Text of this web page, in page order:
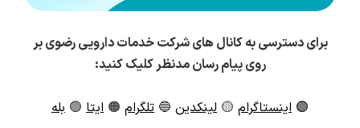
برای دسترسی به کانال های شرکت خدمات دارویی رضوی بر
روی پیام رسان مدنظر کلیک کنید:
🟣 اینستاگرام 🟡 لینکدین 🔵 تلگرام 🟠 ایتا 🟢 بله